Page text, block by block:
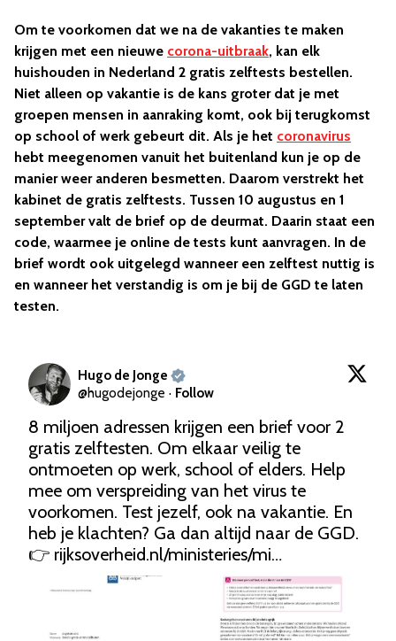
Om te voorkomen dat we na de vakanties te maken
krijgen met een nieuwe corona-uitbraak, kan elk
huishouden in Nederland 2 gratis zelftests bestellen.
Niet alleen op vakantie is de kans groter dat je met
groepen mensen in aanraking komt, ook bij terugkomst
op school of werk gebeurt dit. Als je het coronavirus
hebt meegenomen vanuit het buitenland kun je op de
manier weer anderen besmetten. Daarom verstrekt het
kabinet de gratis zelftests. Tussen 10 augustus en 1
september valt de brief op de deurmat. Daarin staat een
code, waarmee je online de tests kunt aanvragen. In de
brief wordt ook uitgelegd wanneer een zelftest nuttig is
en wanneer het verstandig is om je bij de GGD te laten
testen.
Hugo de Jonge
@hugodejonge · Follow
8 miljoen adressen krijgen een brief voor 2
gratis zelftesten. Om elkaar veilig te
ontmoeten op werk, school of elders. Help
mee om verspreiding van het virus te
voorkomen. Test jezelf, ook na vakantie. En
heb je klachten? Ga dan altijd naar de GGD.
👉 rijksoverheid.nl/ministeries/mi…